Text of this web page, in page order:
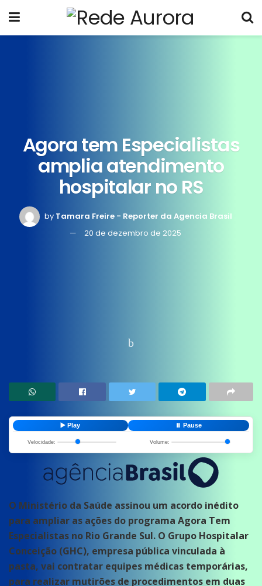
Agora tem Especialistas
amplia atendimento
hospitalar no RS
by Tamara Freire - Reporter da Agencia Brasil
20 de dezembro de 2025
▶️ Play ⏸️ Pause
Velocidade: Volume:
O Ministério da Saúde assinou um acordo inédito
para ampliar as ações do programa Agora Tem
Especialistas no Rio Grande Sul. O Grupo Hospitalar
Conceição (GHC), empresa pública vinculada à
pasta, vai contratar equipes médicas temporárias,
para realizar mutirões de procedimentos em duas